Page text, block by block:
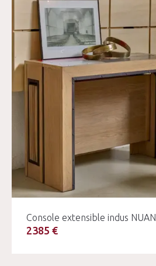
Console extensible indus
2385 €